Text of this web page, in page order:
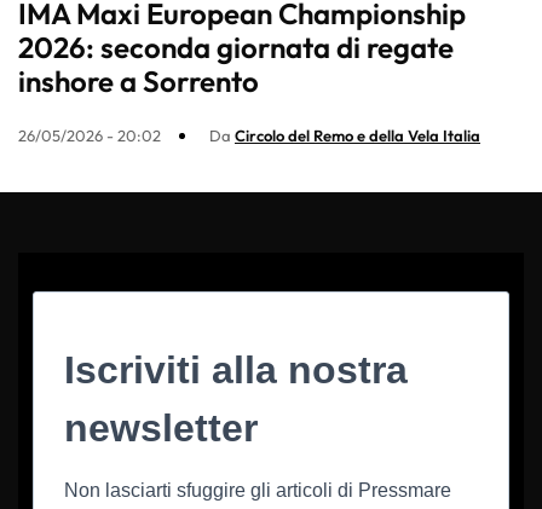
IMA Maxi European Championship
2026: seconda giornata di regate
inshore a Sorrento
26/05/2026 - 20:02 Da Circolo del Remo e della Vela Italia
Iscriviti alla nostra
newsletter
Non lasciarti sfuggire gli articoli di Pressmare